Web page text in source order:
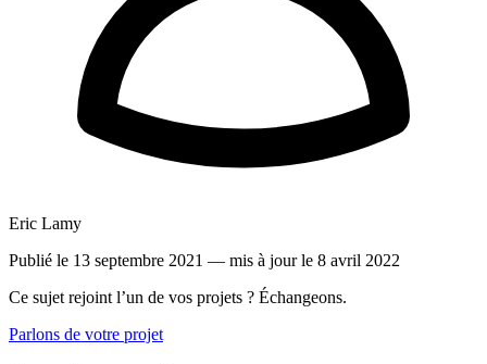
Eric Lamy
Publié le 13 septembre 2021 — mis à jour le 8 avril 2022
Ce sujet rejoint l’un de vos projets ? Échangeons.
Parlons de votre projet